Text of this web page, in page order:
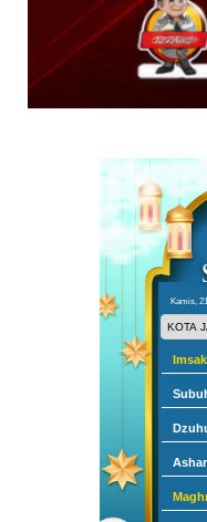
Kamis,
Imsak
Ashar